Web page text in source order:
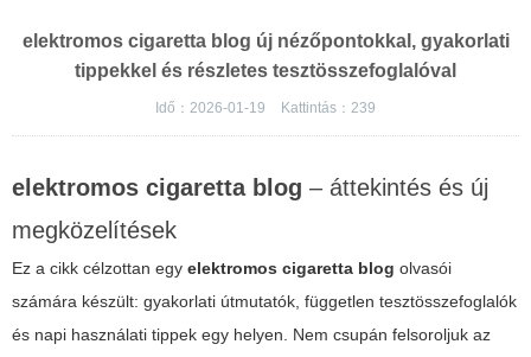
elektromos cigaretta blog új nézőpontokkal, gyakorlati
tippekkel és részletes tesztösszefoglalóval
Idő：2026-01-19 Kattintás： 239
elektromos cigaretta blog – áttekintés és új
megközelítések
Ez a cikk célzottan egy elektromos cigaretta blog olvasói
számára készült: gyakorlati útmutatók, független tesztösszefoglalók
és napi használati tippek egy helyen. Nem csupán felsoroljuk az